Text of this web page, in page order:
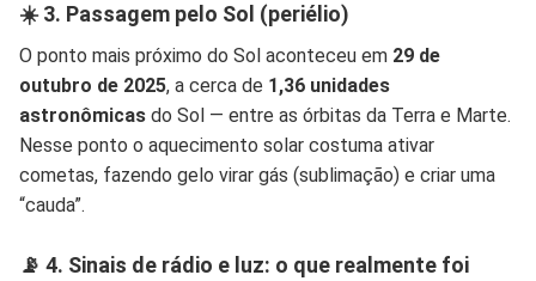
☀️ 3. Passagem pelo Sol (periélio)
O ponto mais próximo do Sol aconteceu em 29 de
outubro de 2025, a cerca de 1,36 unidades
astronômicasdo Sol — entre as órbitas da Terra e Marte.
Nesse ponto o aquecimento solar costuma ativar
cometas, fazendo gelo virar gás (sublimação) e criar uma
“cauda”.
📡 4. Sinais de rádio e luz: o que realmente foi